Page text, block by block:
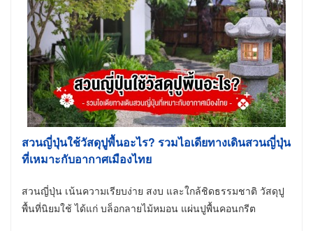
สวนญี่ปุ่นใช้วัสดุปูพื้นอะไร? รวมไอเดียทางเดินสวนญี่ปุ่น
ที่เหมาะกับอากาศเมืองไทย
สวนญี่ปุ่น เน้นความเรียบง่าย สงบ และใกล้ชิดธรรมชาติ วัสดุปู
พื้นที่นิยมใช้ ได้แก่ บล็อกลายไม้หมอน แผ่นปูพื้นคอนกรีต